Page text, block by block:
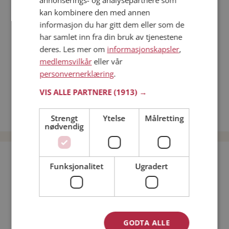
Dating på mobilen
Dating på Møteplassen
Kvinner fra Sirdal
Menn fra Sirdal
Date menn i Norge
Bli medlem gratis!
Kvinne
kan kombinere den med annen
informasjon du har gitt dem eller som de
har samlet inn fra din bruk av tjenestene
deres. Les mer om informasjonskapsler,
medlemsvilkåreller vår
personvernerklæring.
VIS ALLE PARTNERE(1913) →
Strengt
nødvendig
Ytelse Målretting
Funksjonalitet Ugradert
GODTA ALLE